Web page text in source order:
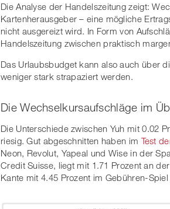
Die Analyse der Handelszeitung zeigt:
Kartenherausgeber – eine mögliche
nicht ausgereizt wird. In Form von
Handelszeitung zwischen praktisch
Das Urlaubsbudget kann also auch über
weniger stark strapaziert werden.
Die Wechselkursaufschläge im
Die Unterschiede zwischen Yuh mit 0.02
riesig. Gut abgeschnitten haben im Test
Neon, Revolut, Yapeal und Wise in der
Credit Suisse, liegt mit 1.71 Prozent an
Kante mit 4.45 Prozent im Gebühren-